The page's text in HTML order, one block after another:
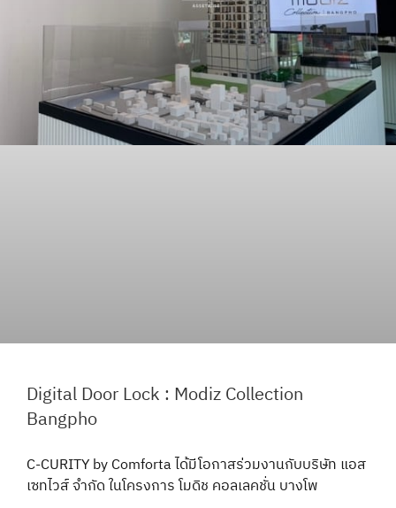
Digital Door Lock : Modiz Collection
Bangpho